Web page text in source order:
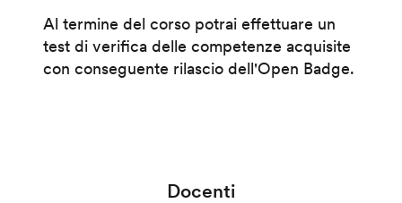
Al termine del corso potrai effettuare un
test di verifica delle competenze acquisite
con conseguente rilascio dell'Open Badge.
Docenti